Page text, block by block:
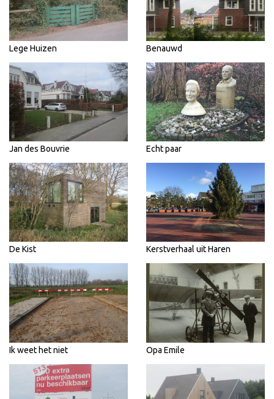
Lege Huizen Benauwd
Jan des Bouvrie Echt paar
De Kist Kerstverhaal uit Haren
Ik weet het niet Opa Emile